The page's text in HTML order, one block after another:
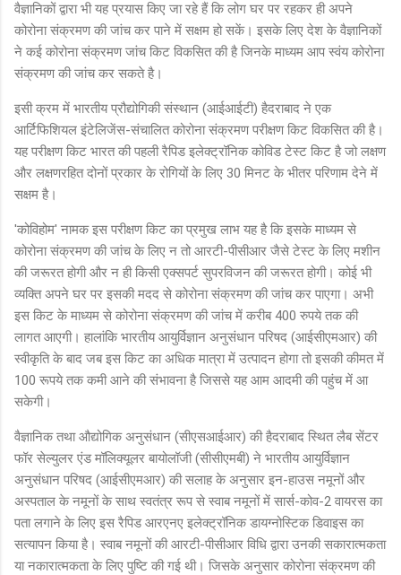
वैज्ञानिकों द्वारा भी यह प्रयास किए जा रहे हैं कि लोग घर पर रहकर ही अपने
कोरोना संक्रमण की जांच कर पाने में सक्षम हो सकें। इसके लिए देश के वैज्ञानिकों
ने कई कोरोना संक्रमण जांच किट विकसित की है जिनके माध्यम आप स्वंय कोरोना
संक्रमण की जांच कर सकते है।
इसी क्रम में भारतीय प्रौद्योगिकी संस्थान (आईआईटी) हैदराबाद ने एक
आर्टिफिशियल इंटेलिजेंस-संचालित कोरोना संक्रमण परीक्षण किट विकसित की है।
यह परीक्षण किट भारत की पहली रैपिड इलेक्ट्रॉनिक कोविड टेस्ट किट है जो लक्षण
और लक्षणरहित दोनों प्रकार के रोगियों के लिए 30 मिनट के भीतर परिणाम देने में
सक्षम है।
'कोविहोम' नामक इस परीक्षण किट का प्रमुख लाभ यह है कि इसके माध्यम से
कोरोना संक्रमण की जांच के लिए न तो आरटी-पीसीआर जैसे टेस्ट के लिए मशीन
की जरूरत होगी और न ही किसी एक्सपर्ट सुपरविजन की जरूरत होगी। कोई भी
व्यक्ति अपने घर पर इसकी मदद से कोरोना संक्रमण की जांच कर पाएगा। अभी
इस किट के माध्यम से कोरोना संक्रमण की जांच में करीब 400 रुपये तक की
लागत आएगी। हालांकि भारतीय आयुर्विज्ञान अनुसंधान परिषद (आईसीएमआर) की
स्वीकृति के बाद जब इस किट का अधिक मात्रा में उत्पादन होगा तो इसकी कीमत में
100 रूपये तक कमी आने की संभावना है जिससे यह आम आदमी की पहुंच में आ
सकेगी।
वैज्ञानिक तथा औद्योगिक अनुसंधान (सीएसआईआर) की हैदराबाद स्थित लैब सेंटर
फॉर सेल्युलर एंड मॉलिक्यूलर बायोलॉजी (सीसीएमबी) ने भारतीय आयुर्विज्ञान
अनुसंधान परिषद (आईसीएमआर) की सलाह के अनुसार इन-हाउस नमूनों और
अस्पताल के नमूनों के साथ स्वतंत्र रूप से स्वाब नमूनों में सार्स-कोव-2 वायरस का
पता लगाने के लिए इस रैपिड आरएनए इलेक्ट्रॉनिक डायग्नोस्टिक डिवाइस का
सत्यापन किया है। स्वाब नमूनों की आरटी-पीसीआर विधि द्वारा उनकी सकारात्मकता
या नकारात्मकता के लिए पुष्टि की गई थी। जिसके अनुसार कोरोना संक्रमण की